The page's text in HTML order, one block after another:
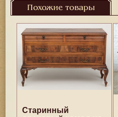
Похожие товары
Старинный